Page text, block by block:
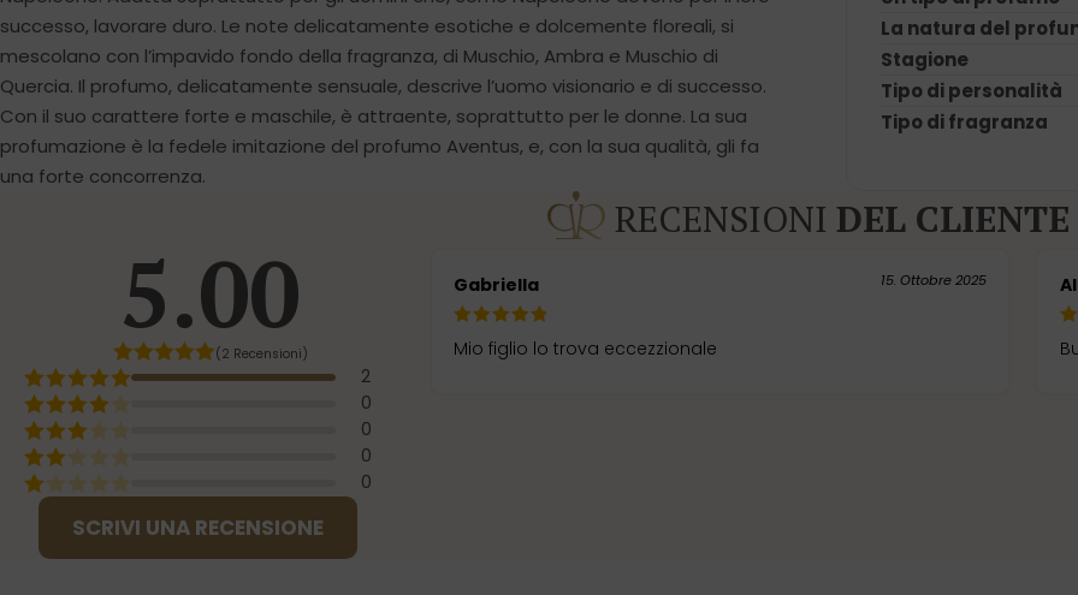
successo, lavorare duro. Le note delicatamente esotiche e dolcemente floreali, si
mescolano con l’impavido fondo della fragranza, di Muschio, Ambra e Muschio di
Quercia. Il profumo, delicatamente sensuale, descrive l’uomo visionario e di successo.
Con il suo carattere forte e maschile, è attraente, soprattutto per le donne. La sua
profumazione è la fedele imitazione del profumo Aventus, e, con la sua qualità, gli fa
una forte concorrenza.
La natura del
Stagione
Tipo di personalità
Tipo di fragranza
RECENSIONIDEL CLIENTE
5.00
(2 Recensioni)
2
0
0
0
0
SCRIVI UNA RECENSIONE
Gabriella 15. Ottobre 2025
Mio figlio lo trova eccezzionale